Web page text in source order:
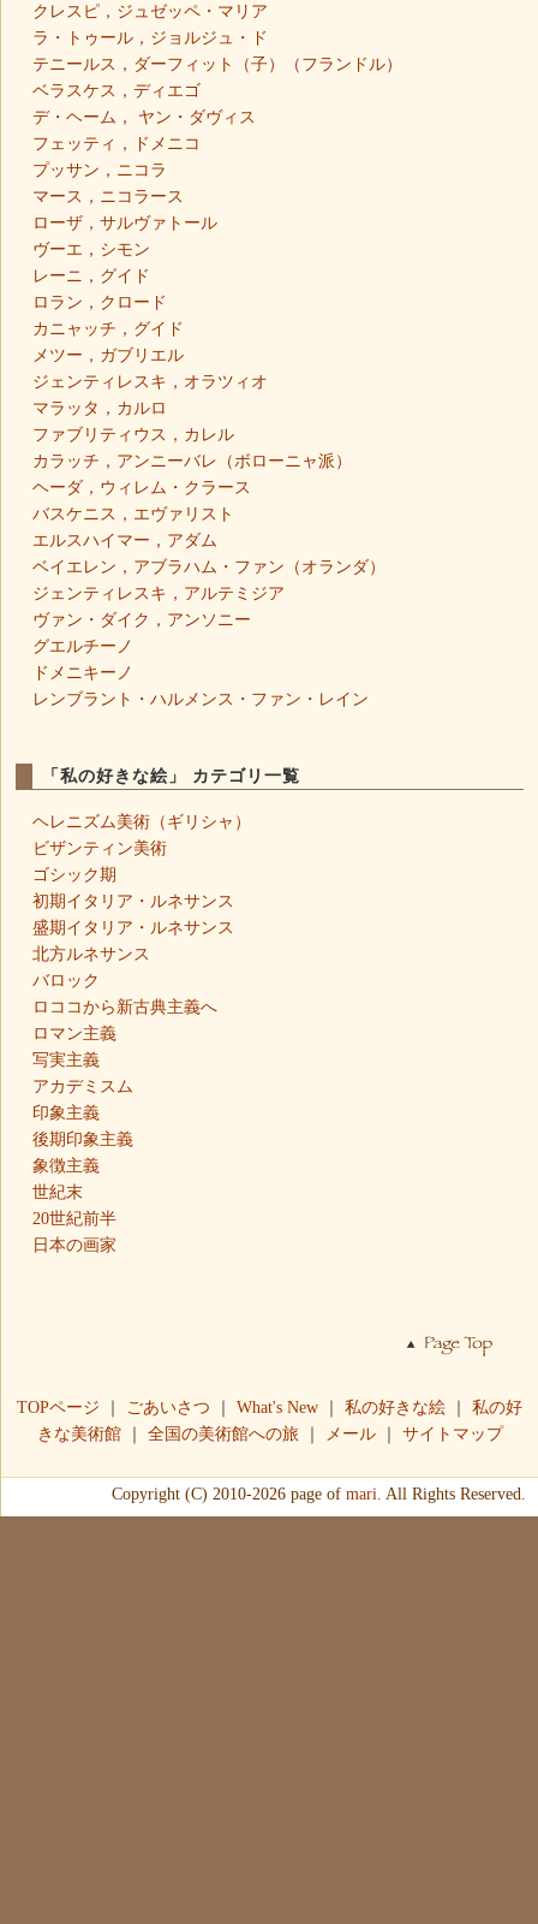
クレスピ，ジュゼッペ・マリア
ラ・トゥール，ジョルジュ・ド
テニールス，ダーフィット（子）（フランドル）
ベラスケス，ディエゴ
デ・ヘーム， ヤン・ダヴィス
フェッティ，ドメニコ
プッサン，ニコラ
マース，ニコラース
ローザ，サルヴァトール
ヴーエ，シモン
レーニ，グイド
ロラン，クロード
カニャッチ，グイド
メツー，ガブリエル
ジェンティレスキ，オラツィオ
マラッタ，カルロ
ファブリティウス，カレル
カラッチ，アンニーバレ（ボローニャ派）
ヘーダ，ウィレム・クラース
バスケニス，エヴァリスト
エルスハイマー，アダム
ベイエレン，アブラハム・ファン（オランダ）
ジェンティレスキ，アルテミジア
ヴァン・ダイク，アンソニー
グエルチーノ
ドメニキーノ
レンブラント・ハルメンス・ファン・レイン
「私の好きな絵」 カテゴリ一覧
ヘレニズム美術（ギリシャ）
ビザンティン美術
ゴシック期
初期イタリア・ルネサンス
盛期イタリア・ルネサンス
北方ルネサンス
バロック
ロココから新古典主義へ
ロマン主義
写実主義
アカデミスム
印象主義
後期印象主義
象徴主義
世紀末
20世紀前半
日本の画家
TOPページ ｜ ごあいさつ ｜ What's New ｜ 私の好きな絵 ｜ 私の好
きな美術館｜ 全国の美術館への旅｜ メール｜ サイトマップ
Copyright (C) 2010-2026 page of mari. All Rights Reserved.